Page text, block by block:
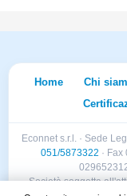
Home Chi
Econnet s.r.l. · Sede
051/5873322 ·
Società soggetta